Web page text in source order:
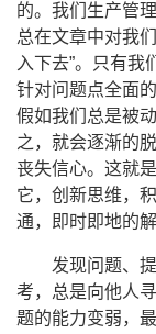
的。我们生产管
总在文章中对我
入下去”。只有我
针对问题点全面
假如我们总是被
之，就会逐渐的
丧失信心。这就
它，创新思维，
通，即时即地的
发现问题、
考，总是向他人
题的能力变弱，